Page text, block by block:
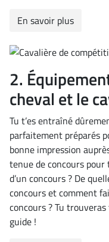
En savoir plus
2.
cheval et le
Tu t’es entraîné
parfaitement préparés
bonne impression
tenue de concours
d’un concours ? De
concours et comment
concours ? Tu
guide !